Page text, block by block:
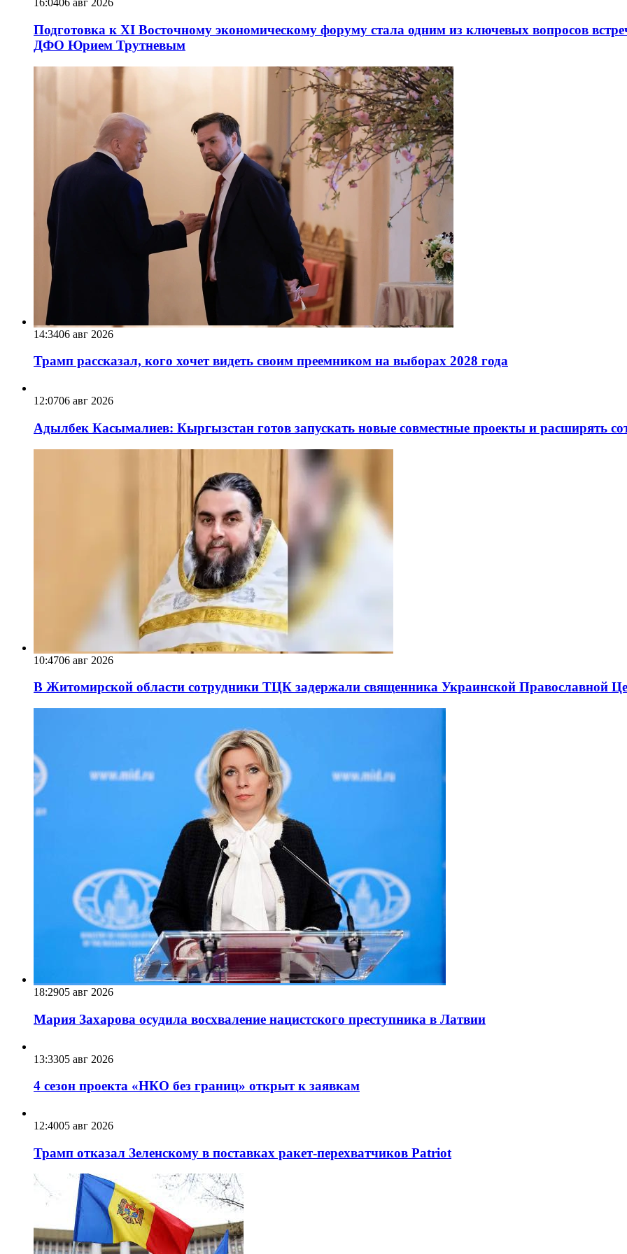
16:0406 авг 2026
Подготовка к XI Восточному экономическому форуму стала одним из ключевых вопросов
ДФО Юрием Трутневым
14:3406 авг 2026
Трамп рассказал, кого хочет видеть своим преемником на выборах 2028 года
12:0706 авг 2026
Адылбек Касымалиев: Кыргызстан готов запускать новые совместные проекты и расширять
10:4706 авг 2026
В Житомирской области сотрудники ТЦК задержали священника Украинской Православной
18:2905 авг 2026
Мария Захарова осудила восхваление нацистского преступника в Латвии
13:3305 авг 2026
4 сезон проекта «НКО без границ» открыт к заявкам
12:4005 авг 2026
Трамп отказал Зеленскому в поставках ракет-перехватчиков Patriot